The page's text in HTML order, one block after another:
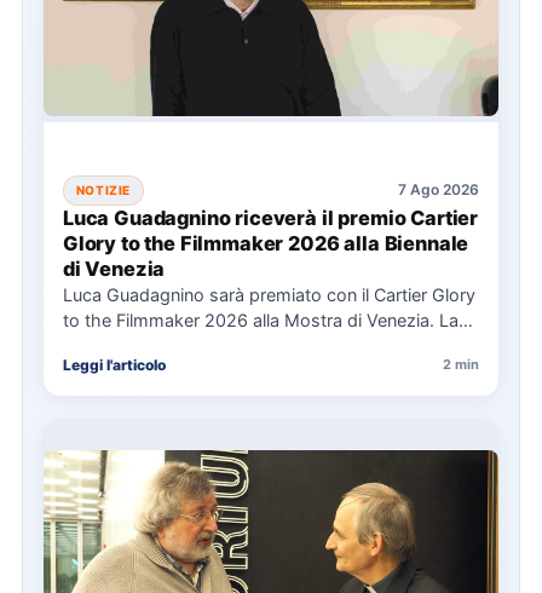
NOTIZIE 7 Ago 2026
Luca Guadagnino riceverà il premio Cartier
Glory to the Filmmaker 2026 alla Biennale
di Venezia
Luca Guadagnino sarà premiato con il Cartier Glory
to the Filmmaker 2026 alla Mostra di Venezia. La
Leggi l'articolo 2 min